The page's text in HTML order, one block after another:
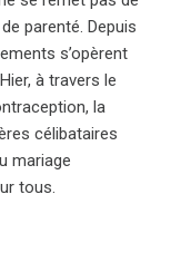
parenté. Depuis
s’opèrent
à travers le
la
célibataires
mariage
tous.